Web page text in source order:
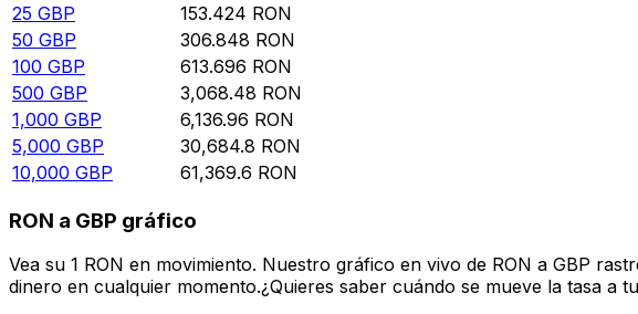
25 GBP 153.424 RON
50 GBP 306.848 RON
100 GBP 613.696 RON
500 GBP 3,068.48 RON
1,000 GBP 6,136.96 RON
5,000 GBP 30,684.8 RON
10,000 GBP 61,369.6 RON
RON a GBP gráfico
Vea su 1 RON en movimiento. Nuestro gráfico en vivo de RON a GBP
dinero en cualquier momento.¿Quieres saber cuándo se mueve la tasa